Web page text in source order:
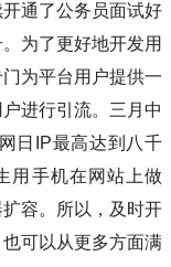
通了公务员面试好
为了更好地开发用
为平台用户提供一
进行引流。三月中
日IP最高达到八千
用手机在网站上做
容。所以，及时开
可以从更多方面满